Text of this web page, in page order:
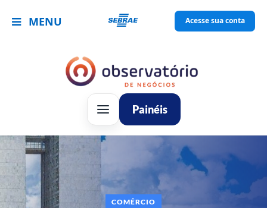
MENU Acesse sua conta
Painéis
COMÉRCIO